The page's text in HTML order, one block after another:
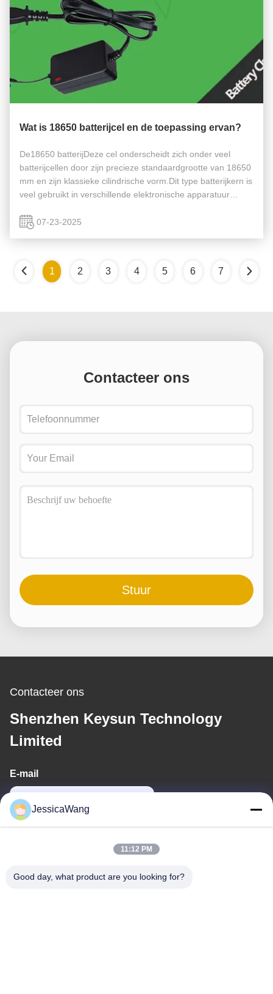
Wat is 18650 batterijcel en de toepassing ervan?
De18650 batterijDeze cel onderscheidt zich onder veel
batterijcellen door zijn precieze standaardgrootte van 18650
mm en zijn klassieke cilindrische vorm.Dit type batterijkern is
veel gebruikt in verschillende elektronische apparatuur
betrouwbare ...
07-23-2025
1 2 3 4 5 6 7
Contacteer ons
Stuur
Contacteer ons
Shenzhen Keysun Technology
Limited
E-mail
JessicaWang
11:12 PM
Good day, what product are you looking for?